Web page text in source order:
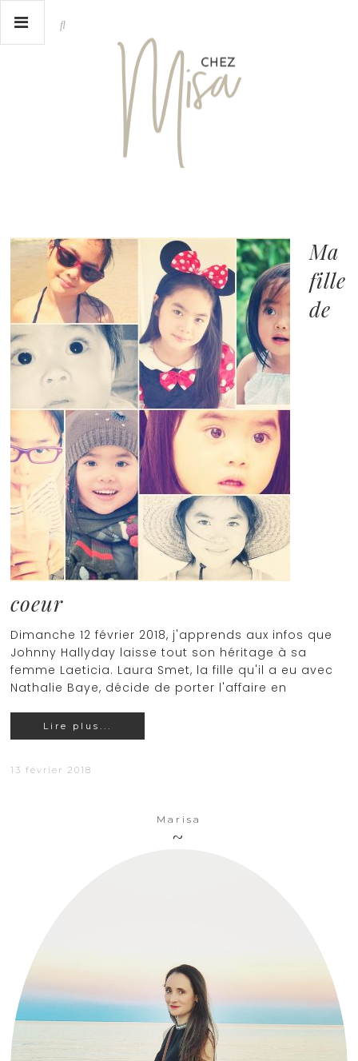
Ma
fille
de
coeur
Dimanche 12 février 2018, j'apprends aux infos que
Johnny Hallyday laisse tout son héritage à sa
femme Laeticia. Laura Smet, la fille qu'il a eu avec
Nathalie Baye, décide de porter l'affaire en
Lire plus...
13 février 2018
Marisa